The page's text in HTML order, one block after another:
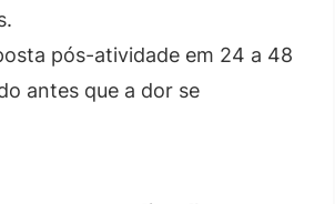
pós-atividade em 24 a 48
antes que a dor se